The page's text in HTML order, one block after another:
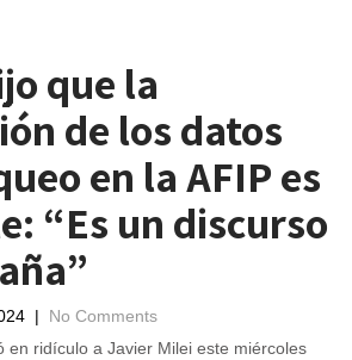
que la
de los datos
en la AFIP es
“Es un discurso
| No Comments
en ridículo a Javier Milei este miércoles